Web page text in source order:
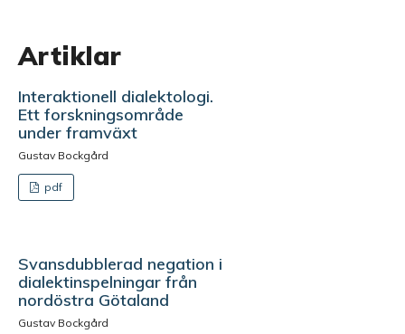
Artiklar
Interaktionell dialektologi.
Ett forskningsområde
under framväxt
Gustav Bockgård
pdf
Svansdubblerad negation i
dialektinspelningar från
nordöstra Götaland
Gustav Bockgård